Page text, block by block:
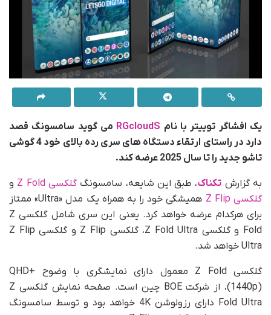
یک افشاگر توییتر با نام RGcloudS می گوید سامسونگ قصد
دارد در راستای ارتقاء دستگاه های سری رده بالای خود 4 گوشی
تاشو جدید را تا سال 2025 عرضه کند.
به گزارش تکناک، طبق این شایعه، سامسونگگلکسی Z Fold
و
گلکسی Z Flip
همیشگی خود را به همراه یک مدل «Ultra» ممتاز
برای هرکدام عرضه خواهد کرد. یعنی این سری شامل گلکسی Z
Fold و گلکسی Z Fold Ultra، گلکسی Z Flip و گلکسی Z Flip
Ultra خواهد شد.
گلکسی Z Fold معمول دارای نمایشگری با وضوح QHD+
(1440p)، از شرکت BOE چین است. صفحه نمایش گلکسی Z
Fold Ultra دارای رزولوشن 4K خواهد بود و توسط سامسونگ